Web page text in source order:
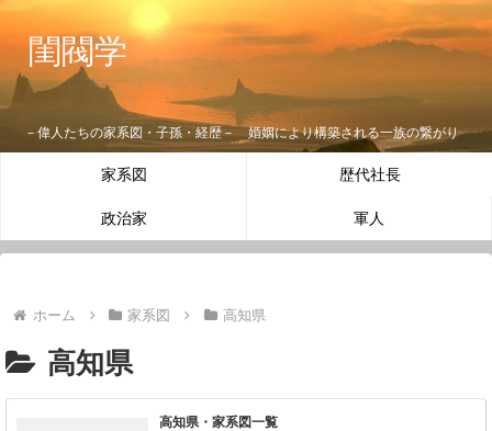
閨閥学
－偉人たちの家系図・子孫・経歴－ 婚姻により構築される一族の繋がり
家系図 歴代社長
政治家 軍人
ホーム 家系図 高知県
高知県
高知県・家系図一覧